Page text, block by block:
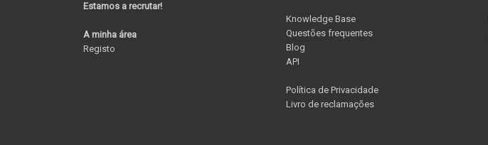
Estamos a recrutar!
A minha área
Registo
Knowledge Base
Questões frequentes
Blog
API
Política de Privacidade
Livro de reclamações